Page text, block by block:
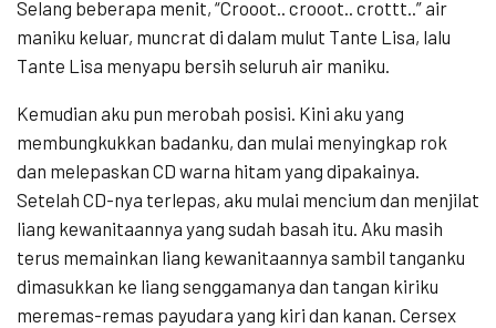
Selang beberapa menit, “Crooot.. crooot.. crottt..” air
maniku keluar, muncrat di dalam mulut Tante Lisa, lalu
Tante Lisa menyapu bersih seluruh air maniku.
Kemudian aku pun merobah posisi. Kini aku yang
membungkukkan badanku, dan mulai menyingkap rok
dan melepaskan CD warna hitam yang dipakainya.
Setelah CD-nya terlepas, aku mulai mencium dan menjilat
liang kewanitaannya yang sudah basah itu. Aku masih
terus memainkan liang kewanitaannya sambil tanganku
dimasukkan ke liang senggamanya dan tangan kiriku
meremas-remas payudara yang kiri dan kanan. Cersex